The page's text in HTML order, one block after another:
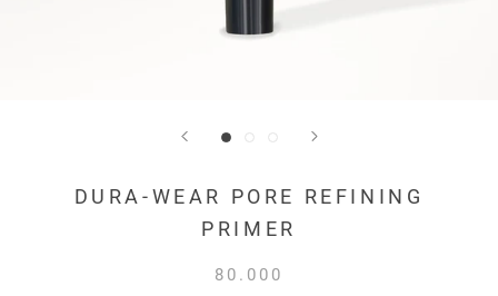
DURA-WEAR PORE REFINING
PRIMER
80.000